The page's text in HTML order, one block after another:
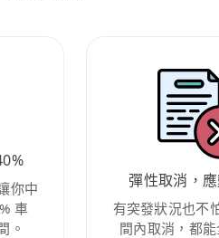
你中
車
。
彈性取消，
有突發狀況也不
間內取消，都能